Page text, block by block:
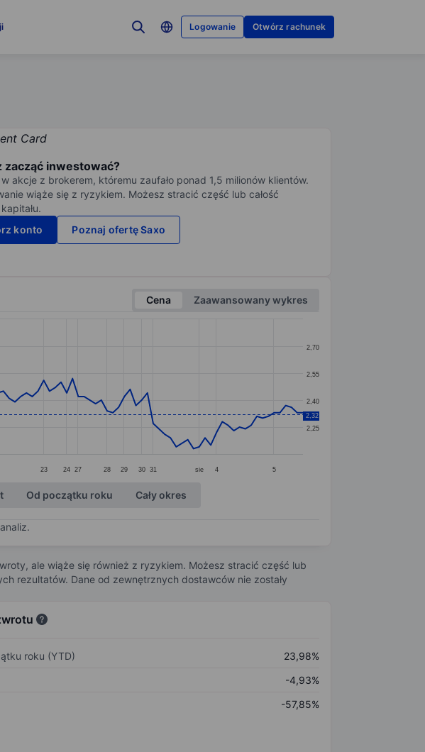
Logowanie Otwórz rachunek
zacząć inwestować?
akcje z brokerem, któremu zaufało ponad 1,5 milionów klientów.
wiąże się z ryzykiem. Możesz stracić część lub całość
konto
Poznaj ofertę Saxo
Cena
Zaawansowany wykres
23 24 27 28 29 30 31 sie 4 5
2,25
2,40
2,55
2,70
2,32
Od początku roku Cały okres
ale wiąże się również z ryzykiem. Możesz stracić część lub
rezultatów. Dane od zewnętrznych dostawców nie zostały
roku (YTD)
23,98%
-4,93%
-57,85%